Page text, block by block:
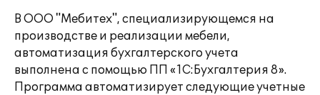
В ООО "Мебитех", специализирующемся на
производстве и реализации мебели,
автоматизация бухгалтерского учета
выполнена с помощью ПП «1С:Бухгалтерия 8».
Программа автоматизирует следующие учетные